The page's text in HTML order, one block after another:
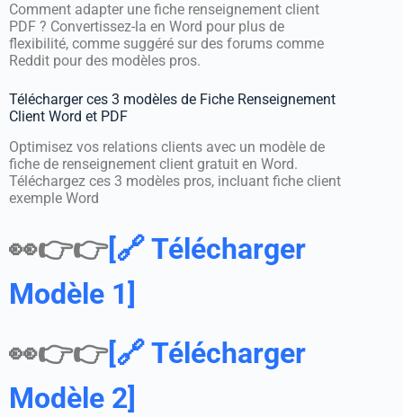
Comment adapter une fiche renseignement client
PDF ? Convertissez-la en Word pour plus de
flexibilité, comme suggéré sur des forums comme
Reddit pour des modèles pros.
Télécharger ces 3 modèles de Fiche Renseignement
Client Word et PDF
Optimisez vos relations clients avec un modèle de
fiche de renseignement client gratuit en Word.
Téléchargez ces 3 modèles pros, incluant fiche client
exemple Word
👀👉👉[🔗 Télécharger
Modèle 1]
👀👉👉[🔗 Télécharger
Modèle 2]